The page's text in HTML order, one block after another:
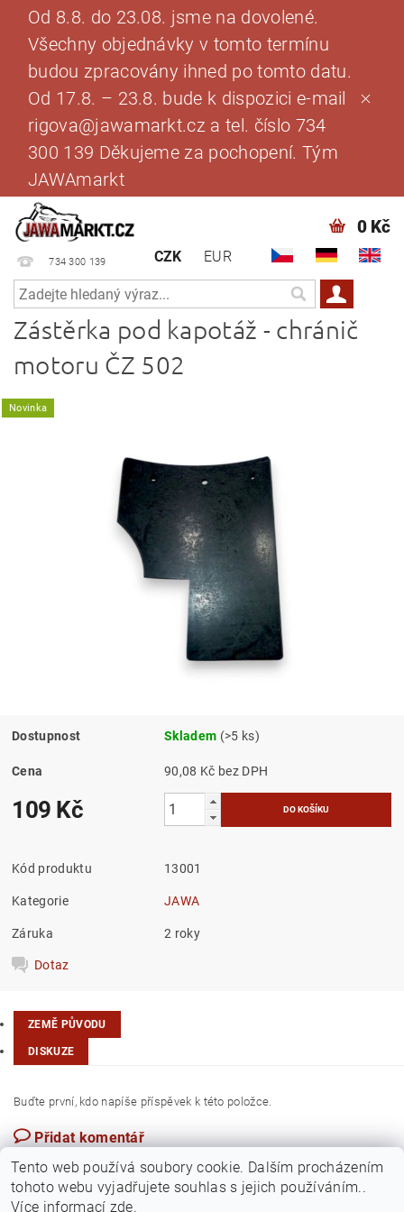
Od 8.8. do 23.08. jsme na dovolené.
Všechny objednávky v tomto termínu
budou zpracovány ihned po tomto datu.
Od 17.8. – 23.8. bude k dispozici e-mail
rigova@jawamarkt.cz a tel. číslo 734
300 139 Děkujeme za pochopení. Tým
JAWAmarkt
734 300 139 CZK EUR
0 Kč
Zástěrka pod kapotáž - chránič
motoru ČZ 502
Novinka
Dostupnost Skladem (>5 ks)
Cena 90,08 Kč bez DPH
109 Kč
Kód produktu 13001
Kategorie JAWA
Záruka 2 roky
Dotaz
ZEMĚ PŮVODU
DISKUZE
Buďte první, kdo napíše příspěvek k této položce.
Přidat komentář
Tento web používá soubory cookie. Dalším procházením
tohoto webu vyjadřujete souhlas s jejich používáním..
Více informací zde.